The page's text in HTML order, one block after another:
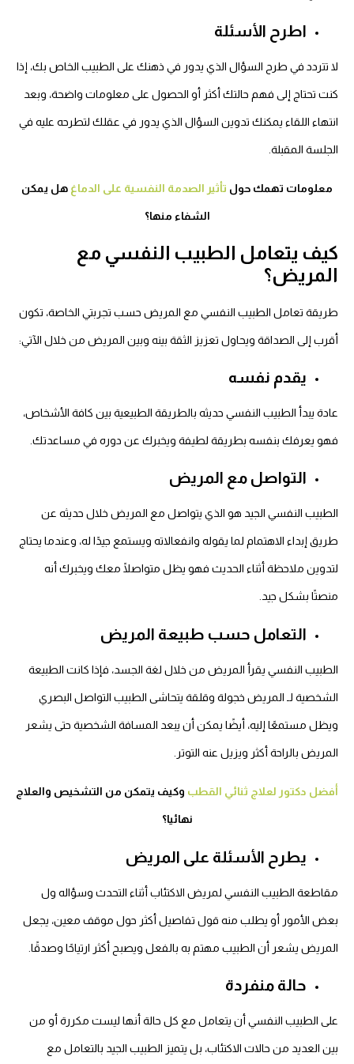
اطرح الأسئلة
لا تتردد في طرح السؤال الذي يدور في ذهنك على الطبيب الخاص بك، إذا
كنت تحتاج إلى فهم حالتك أكثر أو الحصول على معلومات واضحة، وبعد
انتهاء اللقاء يمكنك تدوين السؤال الذي يدور في عقلك لتطرحه عليه في
الجلسة المقبلة.
معلومات تهمك حول تأثير الصدمة النفسية على الدماغ هل يمكن
الشفاء منها؟
كيف يتعامل الطبيب النفسي مع
المريض؟
طريقة تعامل الطبيب النفسي مع المريض حسب تجربتي الخاصة، تكون
أقرب إلى الصداقة ويحاول تعزيز الثقة بينه وبين المريض من خلال الآتي:
يقدم نفسه
عادة يبدأ الطبيب النفسي حديثه بالطريقة الطبيعية بين كافة الأشخاص،
فهو يعرفك بنفسه بطريقة لطيفة ويخبرك عن دوره في مساعدتك.
التواصل مع المريض
الطبيب النفسي الجيد هو الذي يتواصل مع المريض خلال حديثه عن
طريق إبداء الاهتمام لما يقوله وانفعالاته ويستمع جيدًا له، وعندما يحتاج
لتدوين ملاحظة أثناء الحديث فهو يظل متواصلًا معك ويخبرك أنه
منصتًا بشكل جيد.
التعامل حسب طبيعة المريض
الطبيب النفسي يقرأ المريض من خلال لغة الجسد، فإذا كانت الطبيعة
الشخصية لـ المريض خجولة وقلقة يتحاشى الطبيب التواصل البصري
ويظل مستمعًا إليه، أيضًا يمكن أن يبعد المسافة الشخصية حتى يشعر
المريض بالراحة أكثر ويزيل عنه التوتر.
أفضل دكتور لعلاج ثنائي القطب وكيف يتمكن من التشخيص والعلاج
نهائيا؟
يطرح الأسئلة على المريض
مقاطعة الطبيب النفسي لمريض الاكتئاب أثناء التحدث وسؤاله ول
بعض الأمور أو يطلب منه قول تفاصيل أكثر حول موقف معين، يجعل
المريض يشعر أن الطبيب مهتم به بالفعل ويصبح أكثر ارتياحًا وصدقًا.
حالة منفردة
على الطبيب النفسي أن يتعامل مع كل حالة أنها ليست مكررة أو من
بين العديد من حالات الاكتئاب، بل يتميز الطبيب الجيد بالتعامل مع